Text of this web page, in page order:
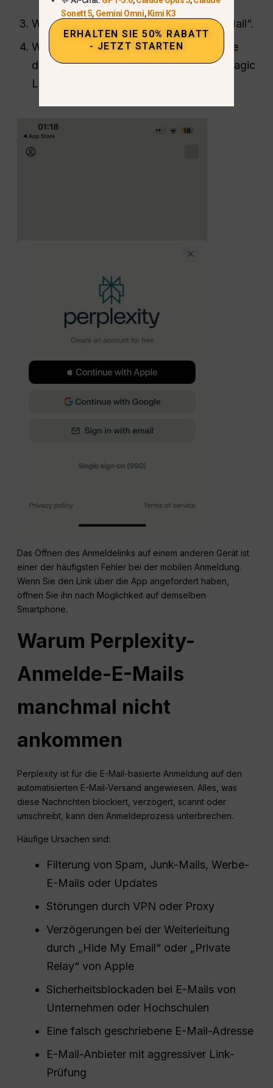
Wählen Sie „Google“, „Apple“ oder „E-Mail“.
Wenn Sie „E-Mail“ auswählen, öffnen Sie
den neuesten Anmeldecode oder den Magic
Link auf demselben Smartphone.
Das Öffnen des Anmeldelinks auf einem anderen Gerät ist
einer der häufigsten Fehler bei der mobilen Anmeldung.
Wenn Sie den Link über die App angefordert haben,
öffnen Sie ihn nach Möglichkeit auf demselben
Smartphone.
Warum Perplexity-
Anmelde-E-Mails
manchmal nicht
ankommen
Perplexity ist für die E-Mail-basierte Anmeldung auf den
automatisierten E-Mail-Versand angewiesen. Alles, was
diese Nachrichten blockiert, verzögert, scannt oder
umschreibt, kann den Anmeldeprozess unterbrechen.
Häufige Ursachen sind:
Filterung von Spam, Junk-Mails, Werbe-
E-Mails oder Updates
Störungen durch VPN oder Proxy
Verzögerungen bei der Weiterleitung
durch „Hide My Email“ oder „Private
Relay“ von Apple
Sicherheitsblockaden bei E-Mails von
Unternehmen oder Hochschulen
Eine falsch geschriebene E-Mail-Adresse
E-Mail-Anbieter mit aggressiver Link-
Prüfung
Sonett 5, Gemini Omni,Kimi K3
ERHALTEN SIE 50% RABATT
- JETZT STARTEN